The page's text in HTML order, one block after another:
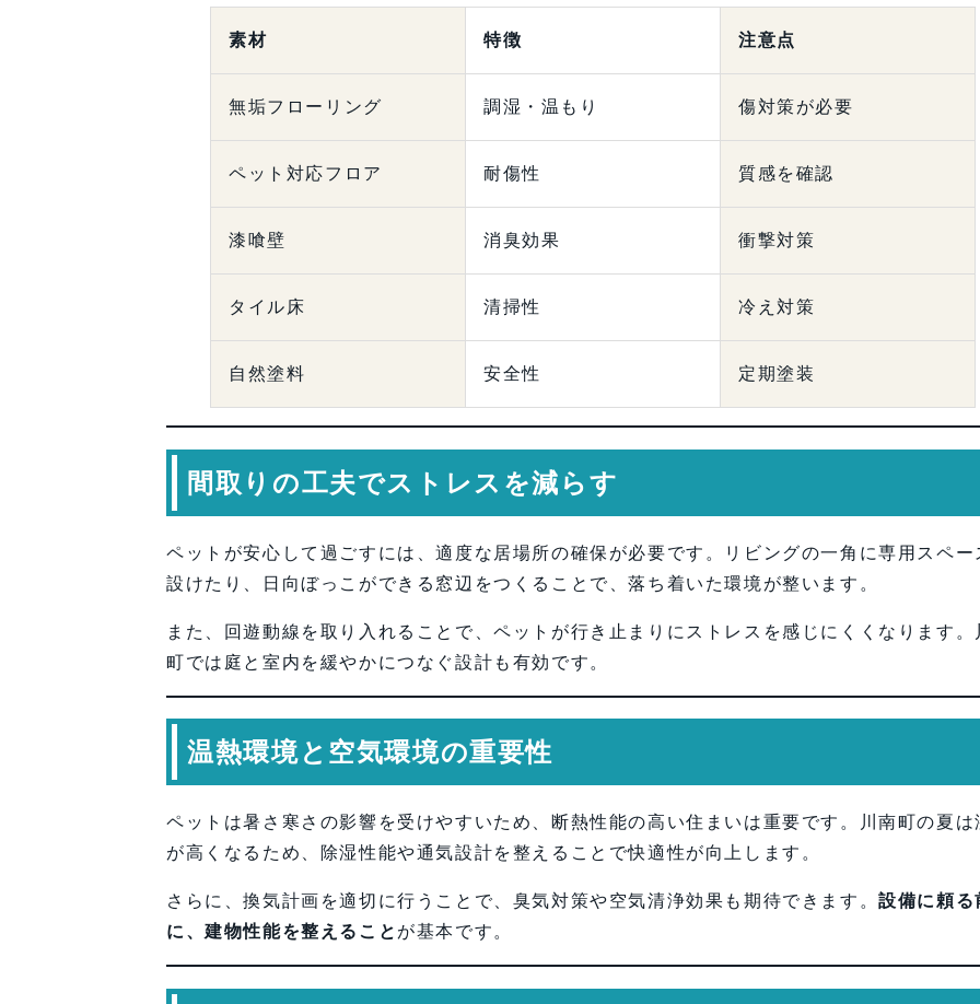
素材 特徴 注意点
無垢フローリング 調湿・温もり 傷対策が必要
ペット対応フロア 耐傷性 質感を確認
漆喰壁 消臭効果 衝撃対策
タイル床 清掃性 冷え対策
自然塗料 安全性 定期塗装
間取りの工夫でストレスを減らす
ペットが安心して過ごすには、適度な居場所の確保が必要です。リビングの一角に専用スペー
設けたり、日向ぼっこができる窓辺をつくることで、落ち着いた環境が整います。
また、回遊動線を取り入れることで、ペットが行き止まりにストレスを感じにくくなります。
町では庭と室内を緩やかにつなぐ設計も有効です。
温熱環境と空気環境の重要性
ペットは暑さ寒さの影響を受けやすいため、断熱性能の高い住まいは重要です。川南町の夏は
が高くなるため、除湿性能や通気設計を整えることで快適性が向上します。
さらに、換気計画を適切に行うことで、臭気対策や空気清浄効果も期待できます。設備に頼る
に、建物性能を整えること が基本です。